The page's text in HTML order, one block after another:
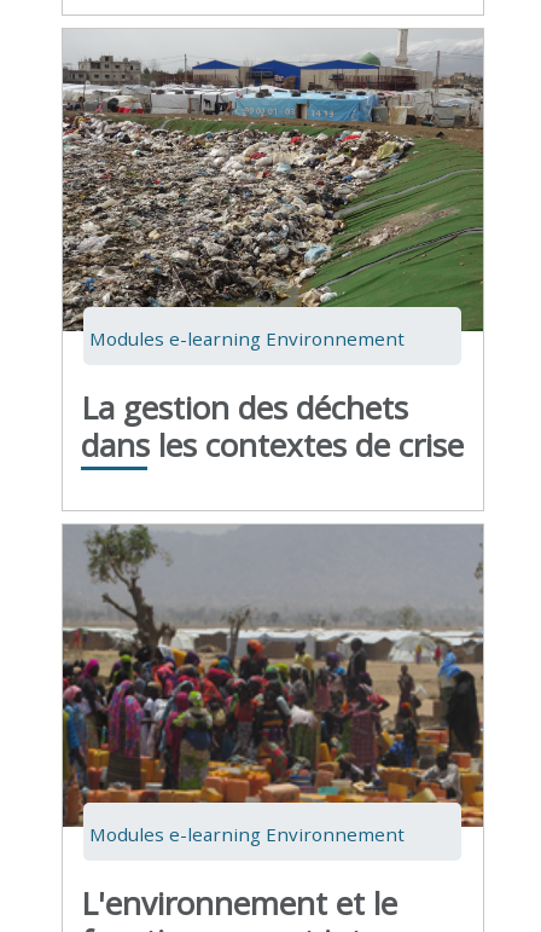
Modules e-learning Environnement
La gestion des déchets
dans les contextes de crise
Modules e-learning Environnement
L'environnement et le